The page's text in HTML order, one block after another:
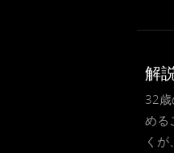
解
32歳
める
く